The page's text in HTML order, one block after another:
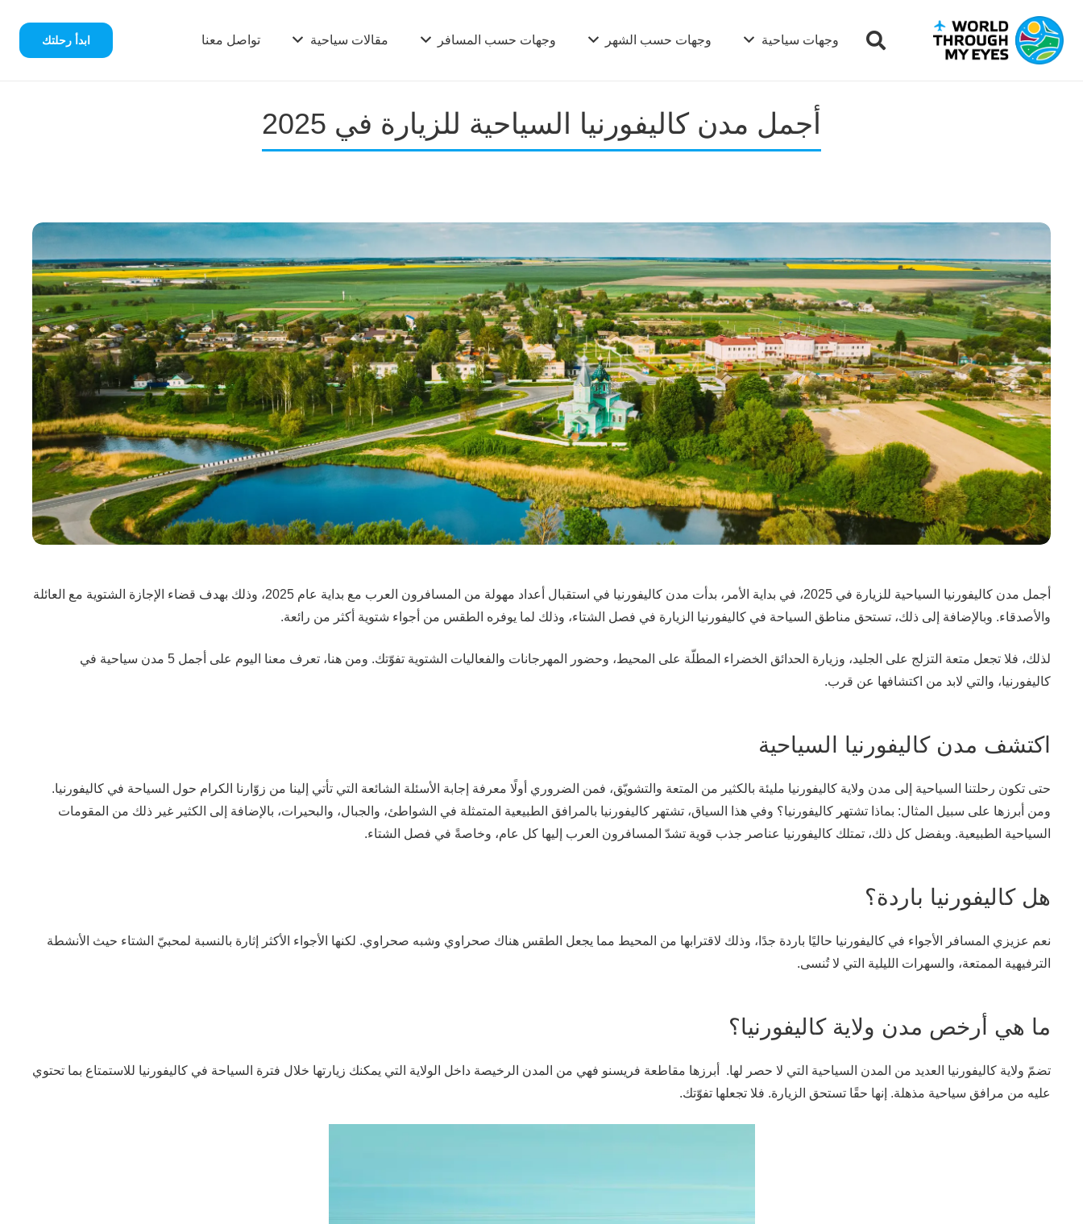
وجهات سياحية وجهات حسب الشهر وجهات حسب المسافر مقالات سياحية تواصل معنا ابدأ رحلتك
أجمل مدن كاليفورنيا السياحية للزيارة في 2025
أجمل مدن كاليفورنيا السياحية للزيارة في 2025، في بداية الأمر، بدأت مدن كاليفورنيا في استقبال أعداد مهولة من المسافرون العرب مع بداية عام 2025، وذلك بهدف قضاء الإجازة الشتوية مع العائلة
والأصدقاء. وبالإضافة إلى ذلك، تستحق مناطق السياحة في كاليفورنيا الزيارة في فصل الشتاء، وذلك لما يوفره الطقس من أجواء شتوية أكثر من رائعة.
لذلك، فلا تجعل متعة التزلج على الجليد، وزيارة الحدائق الخضراء المطلّة على المحيط، وحضور المهرجانات والفعاليات الشتوية تفوّتك. ومن هنا، تعرف معنا اليوم على أجمل 5 مدن سياحية في
كاليفورنيا، والتي لابد من اكتشافها عن قرب.
اكتشف مدن كاليفورنيا السياحية
حتى تكون رحلتنا السياحية إلى مدن ولاية كاليفورنيا مليئة بالكثير من المتعة والتشويّق، فمن الضروري أولًا معرفة إجابة الأسئلة الشائعة التي تأتي إلينا من زوّارنا الكرام حول السياحة في كاليفورنيا.
ومن أبرزها على سبيل المثال: بماذا تشتهر كاليفورنيا؟ وفي هذا السياق، تشتهر كاليفورنيا بالمرافق الطبيعية المتمثلة في الشواطئ، والجبال، والبحيرات، بالإضافة إلى الكثير غير ذلك من المقومات
السياحية الطبيعية. وبفضل كل ذلك، تمتلك كاليفورنيا عناصر جذب قوية تشدّ المسافرون العرب إليها كل عام، وخاصةً في فصل الشتاء.
هل كاليفورنيا باردة؟
نعم عزيزي المسافر الأجواء في كاليفورنيا حاليًا باردة جدًا، وذلك لاقترابها من المحيط مما يجعل الطقس هناك صحراوي وشبه صحراوي. لكنها الأجواء الأكثر إثارة بالنسبة لمحبيّ الشتاء حيث الأنشطة
الترفيهية الممتعة، والسهرات الليلية التي لا تُنسى.
ما هي أرخص مدن ولاية كاليفورنيا؟
تضمّ ولاية كاليفورنيا العديد من المدن السياحية التي لا حصر لها. أبرزها مقاطعة فريسنو فهي من المدن الرخيصة داخل الولاية التي يمكنك زيارتها خلال فترة السياحة في كاليفورنيا للاستمتاع بما تحتوي
عليه من مرافق سياحية مذهلة. إنها حقًا تستحق الزيارة. فلا تجعلها تفوّتك.